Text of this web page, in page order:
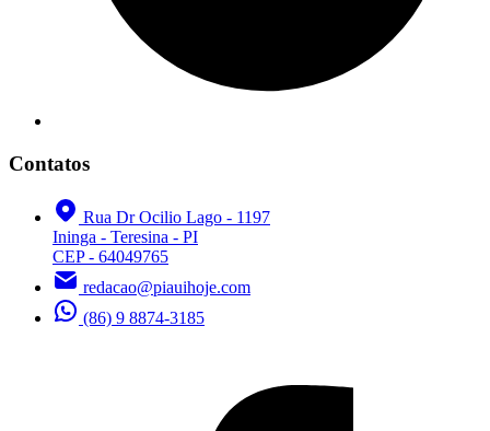
Contatos
Rua Dr Ocilio Lago - 1197
Ininga - Teresina - PI
CEP - 64049765
redacao@piauihoje.com
(86) 9 8874-3185